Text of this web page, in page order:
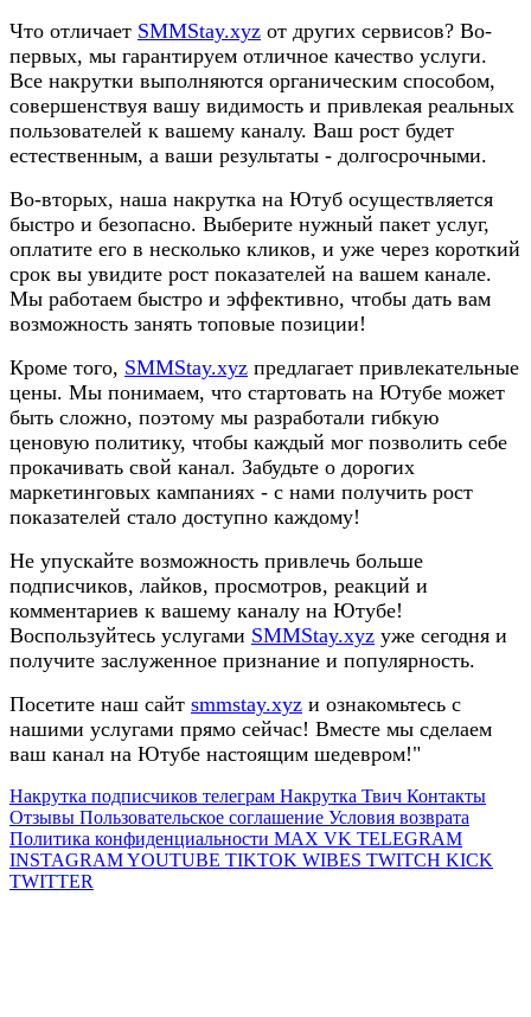
Что отличает SMMStay.xyz от других сервисов? Во-
первых, мы гарантируем отличное качество услуги.
Все накрутки выполняются органическим способом,
совершенствуя вашу видимость и привлекая реальных
пользователей к вашему каналу. Ваш рост будет
естественным, а ваши результаты - долгосрочными.
Во-вторых, наша накрутка на Ютуб осуществляется
быстро и безопасно. Выберите нужный пакет услуг,
оплатите его в несколько кликов, и уже через короткий
срок вы увидите рост показателей на вашем канале.
Мы работаем быстро и эффективно, чтобы дать вам
возможность занять топовые позиции!
Кроме того, SMMStay.xyz предлагает привлекательные
цены. Мы понимаем, что стартовать на Ютубе может
быть сложно, поэтому мы разработали гибкую
ценовую политику, чтобы каждый мог позволить себе
прокачивать свой канал. Забудьте о дорогих
маркетинговых кампаниях - с нами получить рост
показателей стало доступно каждому!
Не упускайте возможность привлечь больше
подписчиков, лайков, просмотров, реакций и
комментариев к вашему каналу на Ютубе!
Воспользуйтесь услугами SMMStay.xyz уже сегодня и
получите заслуженное признание и популярность.
Посетите наш сайт smmstay.xyz и ознакомьтесь с
нашими услугами прямо сейчас! Вместе мы сделаем
ваш канал на Ютубе настоящим шедевром!"
Накрутка подписчиков телеграм Накрутка Твич Контакты
Отзывы Пользовательское соглашение Условия возврата
Политика конфиденциальности MAX VK TELEGRAM
INSTAGRAMYOUTUBE TIKTOK WIBES TWITCH KICK
TWITTER